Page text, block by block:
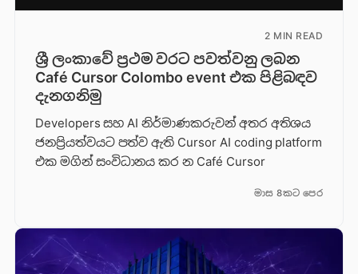
2 MIN READ
ශ්‍රී ලංකාවේ ප්‍රථම වරට පවත්වනු ලබන
Café Cursor Colombo event එක පිළිබඳව
දැනගනිමු
Developers සහ AI නිර්මාණකරුවන් අතර අතිශය
ජනප්‍රියත්වයට පත්ව ඇති Cursor AI coding platform
එක මගින් සංවිධානය කර න Café Cursor
මාස 8කට පෙර